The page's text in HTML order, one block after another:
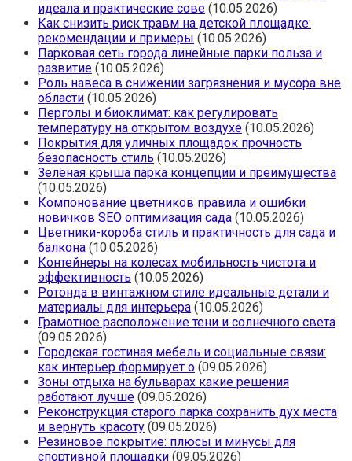
идеала и практические сове (10.05.2026)
Как снизить риск травм на детской площадке:
рекомендации и примеры (10.05.2026)
Парковая сеть города линейные парки польза и
развитие (10.05.2026)
Роль навеса в снижении загрязнения и мусора вне
области (10.05.2026)
Перголы и биоклимат: как регулировать
температуру на открытом воздухе (10.05.2026)
Покрытия для уличных площадок прочность
безопасность стиль (10.05.2026)
Зелёная крыша парка концепции и преимущества
(10.05.2026)
Компонование цветников правила и ошибки
новичков SEO оптимизация сада (10.05.2026)
Цветники-короба стиль и практичность для сада и
балкона (10.05.2026)
Контейнеры на колесах мобильность чистота и
эффективность (10.05.2026)
Ротонда в винтажном стиле идеальные детали и
материалы для интерьера (10.05.2026)
Грамотное расположение тени и солнечного света
(09.05.2026)
Городская гостиная мебель и социальные связи:
как интерьер формирует о (09.05.2026)
Зоны отдыха на бульварах какие решения
работают лучше (09.05.2026)
Реконструкция старого парка сохранить дух места
и вернуть красоту (09.05.2026)
Резиновое покрытие: плюсы и минусы для
спортивной площадки (09.05.2026)